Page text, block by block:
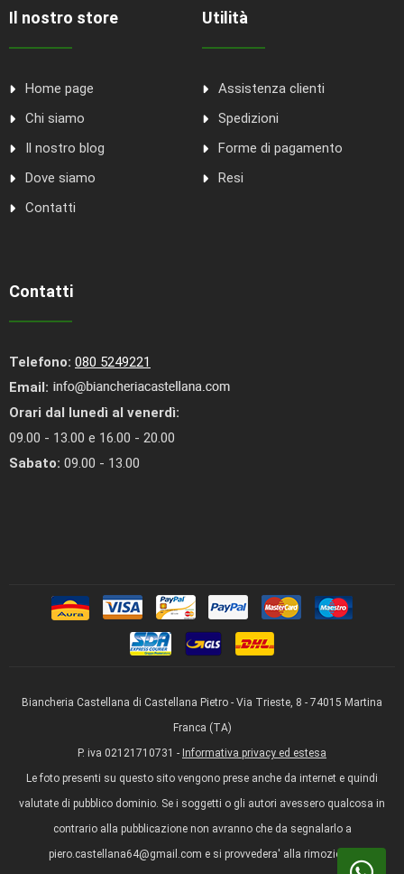
Il nostro store
Home page
Chi siamo
Il nostro blog
Dove siamo
Contatti
Utilità
Assistenza clienti
Spedizioni
Forme di pagamento
Resi
Contatti
Telefono: 080 5249221
Email:
Orari dal lunedì al venerdì:
09.00 - 13.00 e 16.00 - 20.00
Sabato: 09.00 - 13.00
Biancheria Castellana di Castellana Pietro - Via Trieste, 8 - 74015 Martina
Franca (TA)
P. iva 02121710731 - Informativa privacy ed estesa
Le foto presenti su questo sito vengono prese anche da internet e quindi
valutate di pubblico dominio. Se i soggetti o gli autori avessero qualcosa in
contrario alla pubblicazione non avranno che da segnalarlo a
piero.castellana64@gmail.com e si provvedera' alla rimozione.